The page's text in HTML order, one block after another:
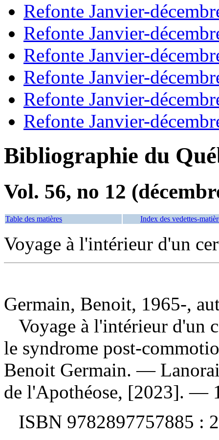
Refonte Janvier-
Refonte Janvier-
Refonte Janvier-
Refonte Janvier-
Refonte Janvier-
Refonte Janvier-
Bibliographie du
Vol. 56, no 12
Table des matières Index des vedettes-
Voyage à l'intérieur d'un
Germain, Benoit, 1965-,
Voyage à l'intérieur d'un
le syndrome post-
Benoit Germain. —
de l'Apothéose, [2023]. —
ISBN 9782897757885 :